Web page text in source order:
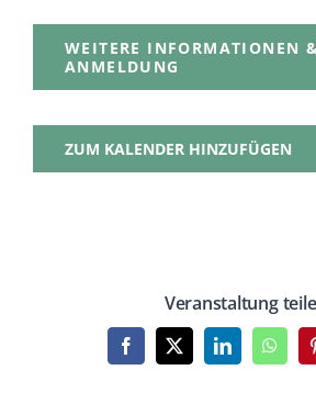
WEITERE INFORMATIONEN &
ANMELDUNG
ZUM KALENDER HINZUFÜGEN
Veranstaltung
Facebook
X LinkedIn